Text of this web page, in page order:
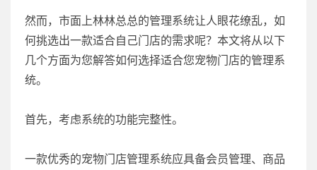
然而，市面上林林总总的管理系统让人眼花缭乱，如
何挑选出一款适合自己门店的需求呢？本文将从以下
几个方面为您解答如何选择适合您宠物门店的管理系
统。
首先，考虑系统的功能完整性。
一款优秀的宠物门店管理系统应具备会员管理、商品